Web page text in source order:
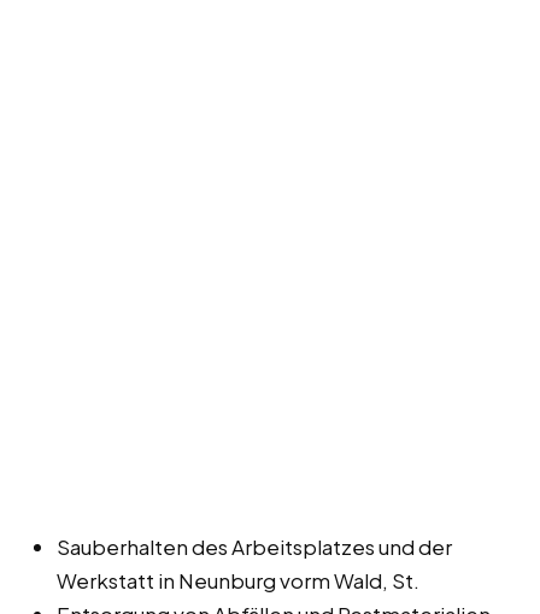
Sauberhalten des Arbeitsplatzes und der
Werkstatt in Neunburg vorm Wald, St.